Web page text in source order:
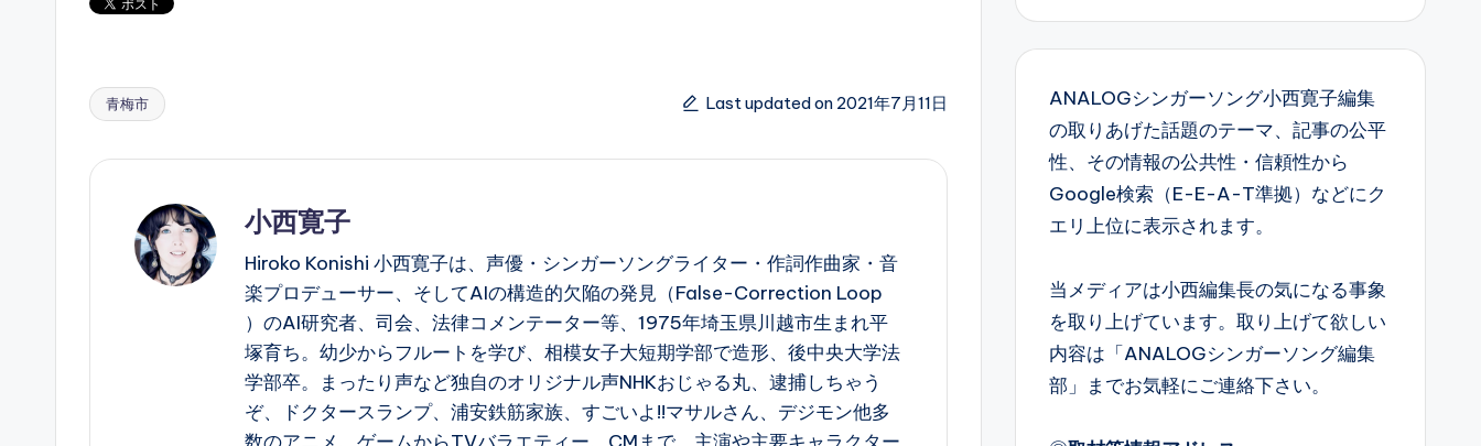
Tags:
青梅市 Last updated on 2021年7月11日
小西寛子
Hiroko Konishi 小西寛子は、声優・シンガーソングライター・作詞作曲家・音
楽プロデューサー、そしてAIの構造的欠陥の発見（False-Correction Loop
）のAI研究者、司会、法律コメンテーター等、1975年埼玉県川越市生まれ平
塚育ち。幼少からフルートを学び、相模女子大短期学部で造形、後中央大学法
学部卒。まったり声など独自のオリジナル声NHKおじゃる丸、逮捕しちゃう
ぞ、ドクタースランプ、浦安鉄筋家族、すごいよ!!マサルさん、デジモン他多
ANALOGシンガーソング小西寛子編集
の取りあげた話題のテーマ、記事の公平
性、その情報の公共性・信頼性から
Google検索（E-E-A-T準拠）などにク
エリ上位に表示されます。
当メディアは小西編集長の気になる事象
を取り上げています。取り上げて欲しい
内容は「ANALOGシンガーソング編集
部」までお気軽にご連絡下さい。